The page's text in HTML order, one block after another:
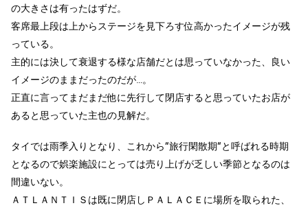
の大きさは有ったはずだ。
客席最上段は上からステージを見下ろす位高かったイメージが残
っている。
主的には決して衰退する様な店舗だとは思っていなかった、良い
イメージのままだったのだが…。
正直に言ってまだまだ他に先行して閉店すると思っていたお店が
あると思っていた主也の見解だ。
タイでは雨季入りとなり、これから”旅行閑散期”と呼ばれる時期
となるので娯楽施設にとっては売り上げが乏しい季節となるのは
間違いない。
ＡＴＬＡＮＴＩＳは既に閉店しＰＡＬＡＣＥに場所を取られた、